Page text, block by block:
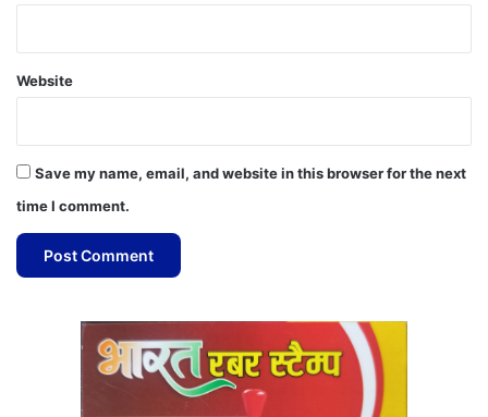
Website
Save my name, email, and website in this browser for the next
time I comment.